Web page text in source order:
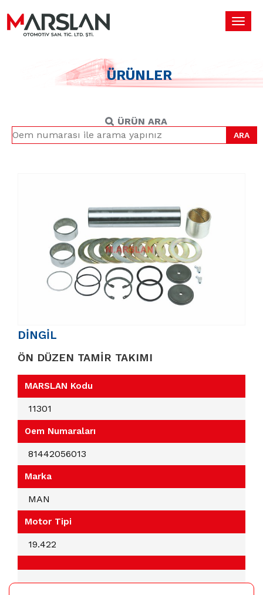
ÜRÜNLER
ÜRÜN ARA
ARA
DİNGİL
ÖN DÜZEN TAMİR TAKIMI
MARSLAN Kodu
11301
Oem Numaraları
81442056013
Marka
MAN
Motor Tipi
19.422